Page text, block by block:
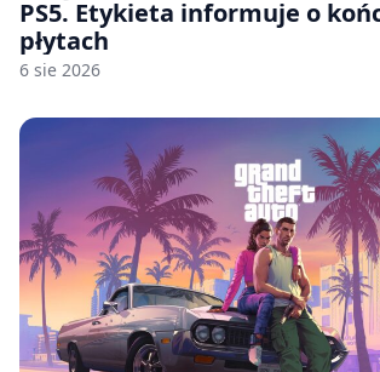
PS5. Etykieta informuje o
płytach
6 sie 2026